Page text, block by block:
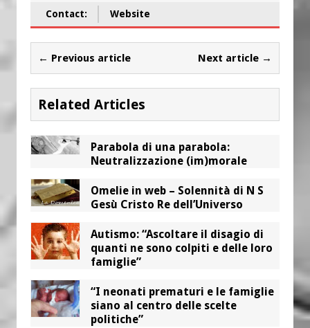
Contact: Website
← Previous article Next article →
Related Articles
Parabola di una parabola:
Neutralizzazione (im)morale
Omelie in web – Solennità di N S
Gesù Cristo Re dell’Universo
Autismo: “Ascoltare il disagio di
quanti ne sono colpiti e delle loro
famiglie”
“I neonati prematuri e le famiglie
siano al centro delle scelte
politiche”